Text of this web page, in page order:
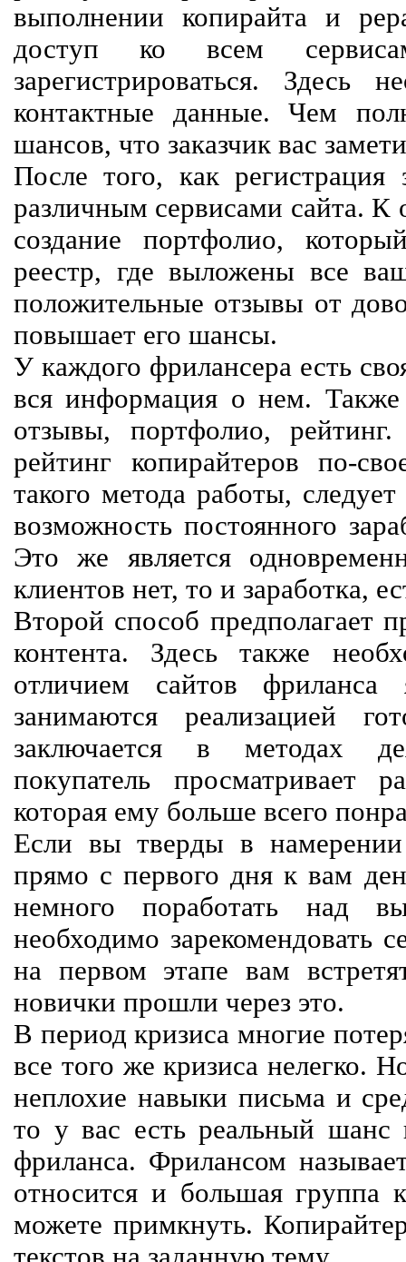
выполнении копирайта и
доступ ко всем
зарегистрироваться. Здесь
контактные данные. Чем
шансов, что заказчик вас
После того, как регистрация
различным сервисами сайта. К
создание портфолио,
реестр, где выложены все
положительные отзывы от
повышает его шансы.
У каждого фрилансера есть
вся информация о нем. Также
отзывы, портфолио,
рейтинг копирайтеров по-
такого метода работы,
возможность постоянного
Это же является
клиентов нет, то и заработка,
Второй способ предполагает
контента. Здесь также
отличием сайтов
занимаются реализацией
заключается в методах
покупатель просматривает
которая ему больше всего
Если вы тверды в
прямо с первого дня к вам
немного поработать над
необходимо зарекомендовать
на первом этапе вам
новички прошли через это.
В период кризиса многие
все того же кризиса нелегко.
неплохие навыки письма и
то у вас есть реальный шанс
фриланса. Фрилансом
относится и большая группа
можете примкнуть.